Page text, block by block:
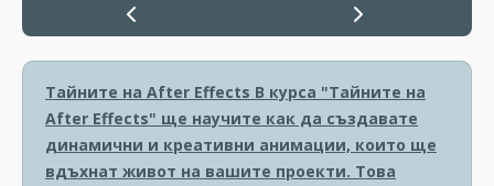
Тайните на After Effects В курса "Тайните на
After Effects" ще научите как да създавате
динамични и креативни анимации, които ще
вдъхнат живот на вашите проекти. Това